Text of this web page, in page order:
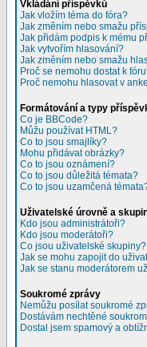
Vkládání příspěvků
Jak vložím téma do fóra?
Jak změním nebo smažu
Jak přidám podpis k mému
Jak vytvořím hlasování?
Jak změním nebo smažu
Proč se nemohu dostat k
Proč nemohu hlasovat v
Formátování a typy
Co je BBCode?
Můžu používat HTML?
Co to jsou smajlíky?
Mohu přidávat obrázky?
Co to jsou oznámení?
Co to jsou důležitá témata?
Co to jsou uzamčená
Uživatelské úrovně a
Kdo jsou administrátoři?
Kdo jsou moderátoři?
Co jsou uživatelské skupiny?
Jak se mohu zapojit do
Jak se stanu moderátorem
Soukromé zprávy
Nemůžu posílat soukromé
Dostávám nechtěné
Dostal jsem spamový a